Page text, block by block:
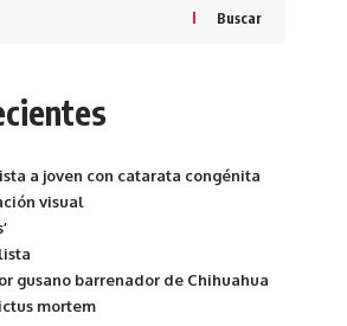
Buscar
a joven con catarata congénita
visual
gusano barrenador de Chihuahua
mortem